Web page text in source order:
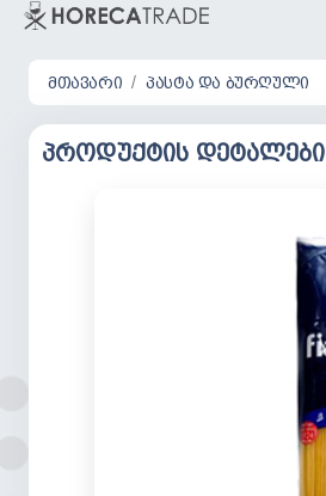
მთავარი პასტა და ბურღული
პროდუქტის დეტალები